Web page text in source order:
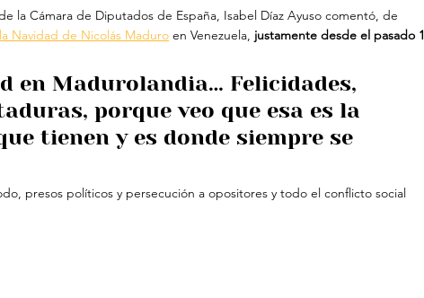
la Cámara de Diputados de España, Isabel Díaz Ayuso comentó, de
Navidad de Nicolás Maduro en Venezuela, justamente desde el pasado 1
en Madurolandia… Felicidades,
porque veo que esa es la
tienen y es donde siempre se
presos políticos y persecución a opositores y todo el conflicto social